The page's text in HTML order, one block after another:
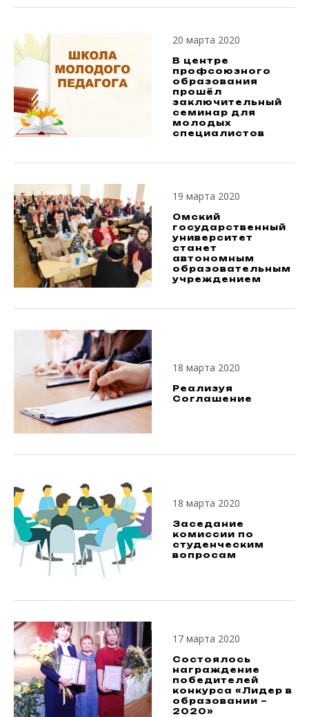
20 марта 2020
В центре
профсоюзного
образования
прошёл
заключительный
семинар для
молодых
специалистов
19 марта 2020
Омский
государственный
университет
станет
автономным
образовательным
учреждением
18 марта 2020
Реализуя
Соглашение
18 марта 2020
Заседание
комиссии по
студенческим
вопросам
17 марта 2020
Состоялось
награждение
победителей
конкурса «Лидер в
образовании –
2020»